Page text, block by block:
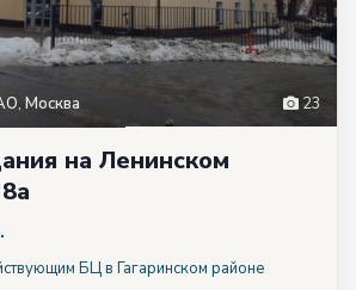
23
, Москва
на Ленинском
БЦ в Гагаринском районе